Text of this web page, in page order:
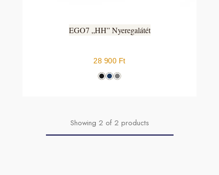
EGO7 „HH” Nyeregalátét
28 900 Ft
Showing 2 of 2 products